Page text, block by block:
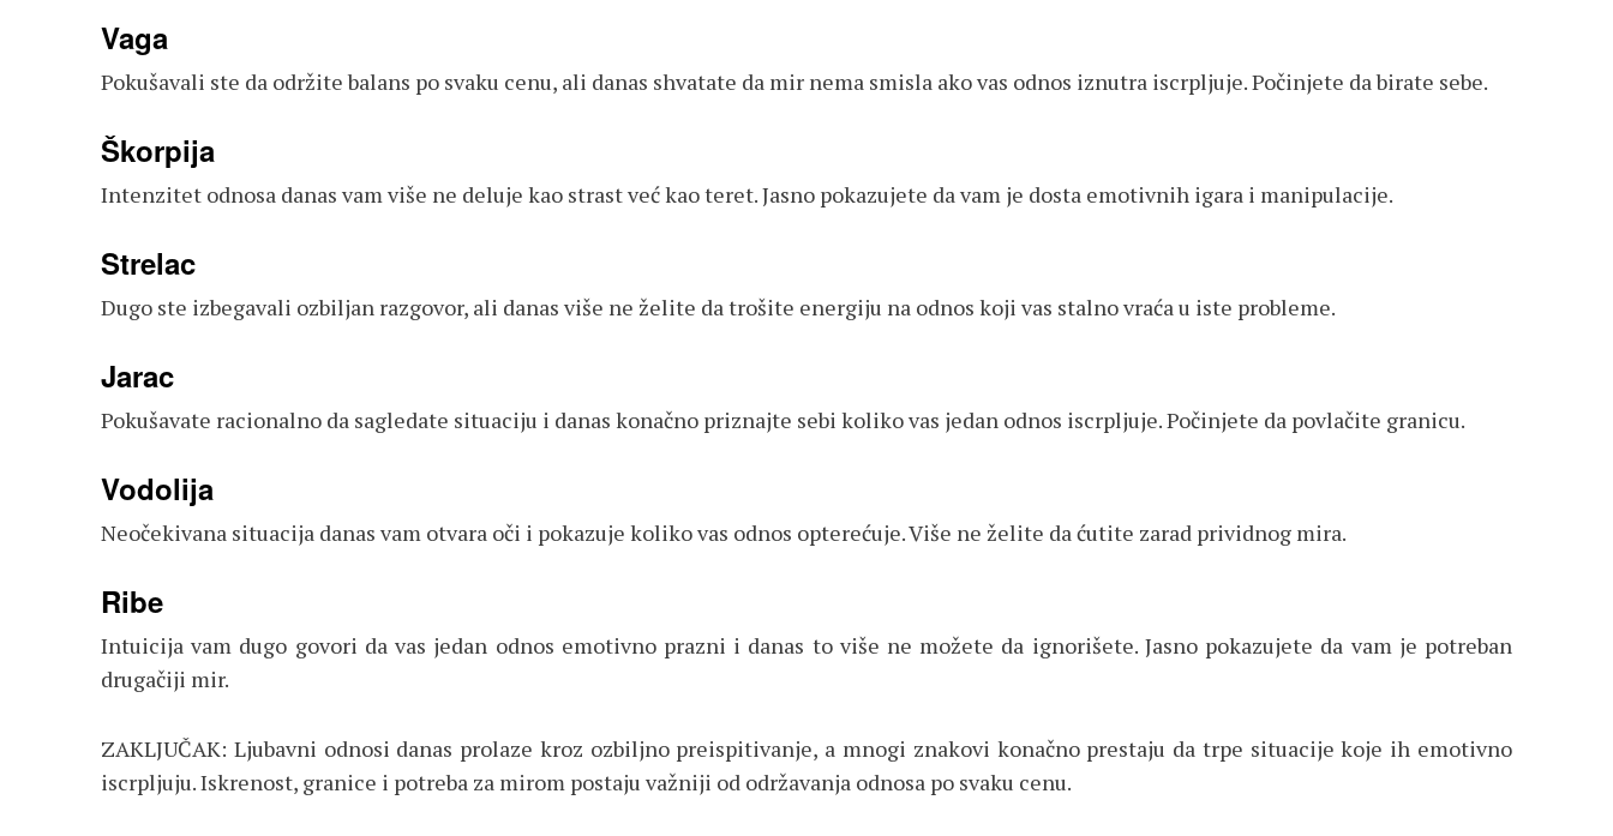
Vaga
Pokušavali ste da održite balans po svaku cenu, ali danas shvatate da mir nema smisla ako vas odnos iznutra iscrpljuje. Počinjete da birate sebe.
Škorpija
Intenzitet odnosa danas vam više ne deluje kao strast već kao teret. Jasno pokazujete da vam je dosta emotivnih igara i manipulacije.
Strelac
Dugo ste izbegavali ozbiljan razgovor, ali danas više ne želite da trošite energiju na odnos koji vas stalno vraća u iste probleme.
Jarac
Pokušavate racionalno da sagledate situaciju i danas konačno priznajte sebi koliko vas jedan odnos iscrpljuje. Počinjete da povlačite granicu.
Vodolija
Neočekivana situacija danas vam otvara oči i pokazuje koliko vas odnos opterećuje. Više ne želite da ćutite zarad prividnog mira.
Ribe
Intuicija vam dugo govori da vas jedan odnos emotivno prazni i danas to više ne možete da ignorišete. Jasno pokazujete da vam je potreban
drugačiji mir.
ZAKLJUČAK: Ljubavni odnosi danas prolaze kroz ozbiljno preispitivanje, a mnogi znakovi konačno prestaju da trpe situacije koje ih emotivno
iscrpljuju. Iskrenost, granice i potreba za mirom postaju važniji od održavanja odnosa po svaku cenu.